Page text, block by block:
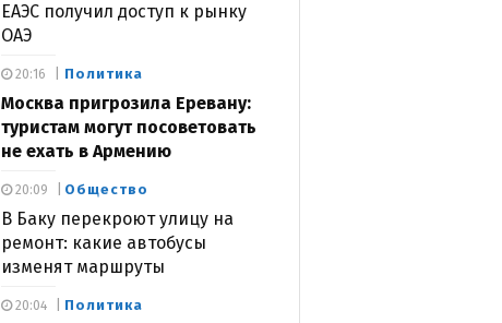
ЕАЭС получил доступ к рынку
ОАЭ
Политика
Москва пригрозила Еревану:
туристам могут посоветовать
не ехать в Армению
20:16
Общество
В Баку перекроют улицу на
ремонт: какие автобусы
изменят маршруты
20:09
Политика
20:04